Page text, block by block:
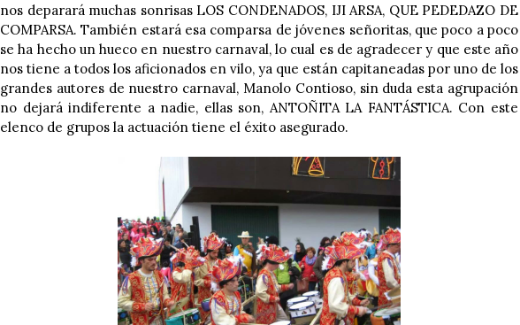
nos deparará muchas sonrisas LOS CONDENADOS, IJI ARSA, QUE PEDEDAZO DE
COMPARSA. También estará esa comparsa de jóvenes señoritas, que poco a poco
se ha hecho un hueco en nuestro carnaval, lo cual es de agradecer y que este año
nos tiene a todos los aficionados en vilo, ya que están capitaneadas por uno de los
grandes autores de nuestro carnaval, Manolo Contioso, sin duda esta agrupación
no dejará indiferente a nadie, ellas son, ANTOÑITA LA FANTÁSTICA. Con este
elenco de grupos la actuación tiene el éxito asegurado.